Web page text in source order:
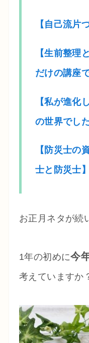
【自己流片
【生前整理
だけの講座
【私が進化
の世界でした
【防災士の
士と防災士】
お正月ネタが続
1年の初めに今
考えていますか